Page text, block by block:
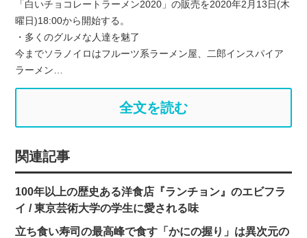
「白いチョコレートラーメン2020」の販売を2020年2月13日(木
曜日)18:00から開始する。
・多くのグルメな人達を魅了
今までソラノイロはフルーツ系ラーメン屋、二郎インスパイア
ラーメン…
全文を読む
関連記事
100年以上の歴史ある洋食店『ランチョン』のエビフラ
イ / 東京芸術大学の学生に愛される味
立ち食い寿司の最高峰で食す「かにの握り」は異次元の